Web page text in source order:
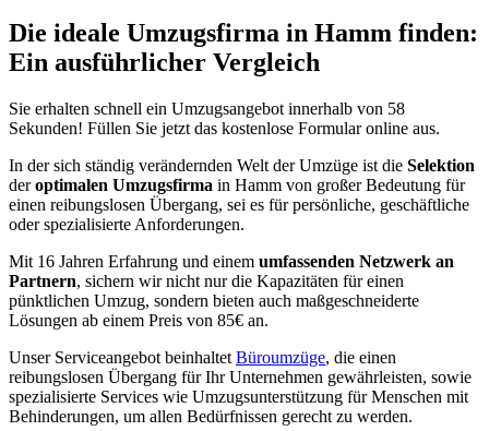
Die ideale Umzugsfirma in Hamm finden:
Ein ausführlicher Vergleich
Sie erhalten schnell ein Umzugsangebot innerhalb von 58
Sekunden! Füllen Sie jetzt das kostenlose Formular online aus.
In der sich ständig verändernden Welt der Umzüge ist die Selektion
deroptimalen Umzugsfirma in Hamm von großer Bedeutung für
einen reibungslosen Übergang, sei es für persönliche, geschäftliche
oder spezialisierte Anforderungen.
Mit 16 Jahren Erfahrung und einem umfassenden Netzwerk an
Partnern, sichern wir nicht nur die Kapazitäten für einen
pünktlichen Umzug, sondern bieten auch maßgeschneiderte
Lösungen ab einem Preis von 85€ an.
Unser Serviceangebot beinhaltet Büroumzüge, die einen
reibungslosen Übergang für Ihr Unternehmen gewährleisten, sowie
spezialisierte Services wie Umzugsunterstützung für Menschen mit
Behinderungen, um allen Bedürfnissen gerecht zu werden.